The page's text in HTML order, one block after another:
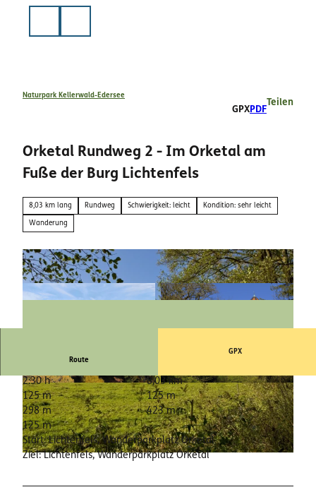
Naturpark Kellerwald-Edersee
GPXPDF
Teilen
Orketal Rundweg 2 - Im Orketal am
Fuße der Burg Lichtenfels
8,03 km lang Rundweg Schwierigkeit: leicht Kondition: sehr leicht
Wanderung
© Katharina Jaeger, Edersee | Deine Region: wild, bunt, gesund.
© Luca Silberg, Edersee | Deine Region: wild, b
unt, gesund.
© Katharina Jaeger, Edersee | Deine Region: wil
d, bunt, gesund.
Route
GPX
2:30 h
8,03 km
125 m
125 m
298 m
423 m
125 m
Start: Lichtenfels, Wanderparkplatz Orketal
Ziel: Lichtenfels, Wanderparkplatz Orketal